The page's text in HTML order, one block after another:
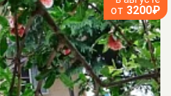
от 3200₽